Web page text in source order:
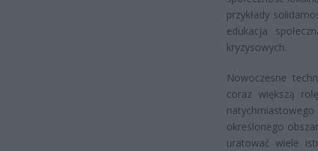
przykłady
edukacja
kryzysowych.
Nowoczesne
coraz większą
określonego
uratować wiele